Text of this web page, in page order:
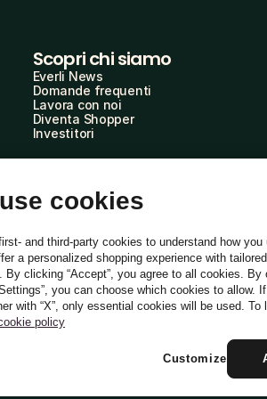
Scopri chi siamo
Everli News
Domande frequenti
Lavora con noi
Diventa Shopper
Investitori
Italiano
cookies
and third-party cookies to understand how you
a personalized shopping experience with
By clicking “Accept”, you agree to all cookies. By
you can choose which cookies to allow.
with “X”, only essential cookies will be used. To
policy
Customize